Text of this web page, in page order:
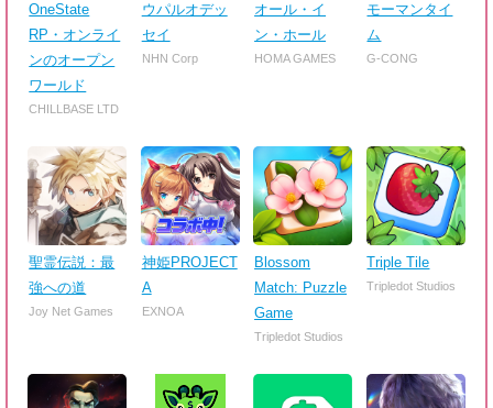
OneState
RP・オンライ
ンのオープン
ワールド
CHILLBASE LTD
ウパルオデッ
セイ
NHN Corp
オール・イ
ン・ホール
HOMA GAMES
モーマンタイ
ム
G-CONG
聖霊伝説：最
強への道
Joy Net Games
神姫PROJECT
A
EXNOA
Blossom
Match: Puzzle
Game
Tripledot Studios
Triple Tile
Tripledot Studios